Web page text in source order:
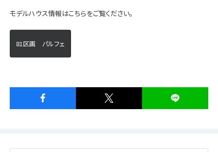
モデルハウス情報はこちらをご覧ください。
81区画 パルフェ